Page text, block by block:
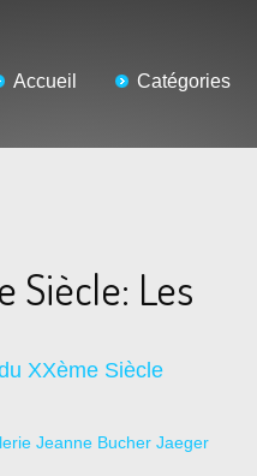
Accueil Catégories
Siècle: Les
XXème Siècle